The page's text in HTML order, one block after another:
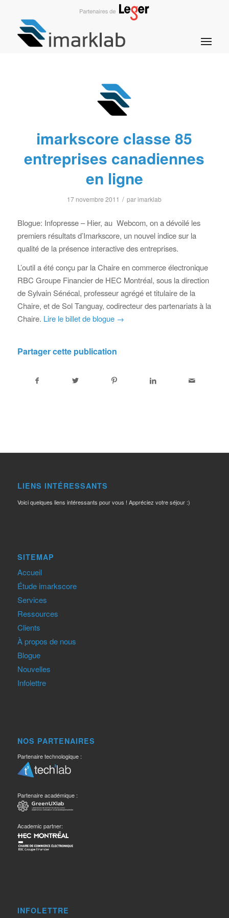
imarkscore classe 85
entreprises canadiennes
en ligne
17 novembre 2011 / parimarklab
Blogue: Infopresse – Hier, au Webcom, on a dévoilé les
premiers résultats d’Imarkscore, un nouvel indice sur la
qualité de la présence interactive des entreprises.
L’outil a été conçu par la Chaire en commerce électronique
RBC Groupe Financier de HEC Montréal, sous la direction
de Sylvain Sénécal, professeur agrégé et titulaire de la
Chaire, et de Sol Tanguay, codirecteur des partenariats à la
Chaire. Lire le billet de blogue →
Partager cette publication
LIENS INTÉRESSANTS
Voici quelques liens intéressants pour vous ! Appréciez votre séjour :)
SITEMAP
Accueil
Étude imarkscore
Services
Ressources
Clients
À propos de nous
Blogue
Nouvelles
Infolettre
NOS PARTENAIRES
Partenaire technologique :
Partenaire académique :
Academic partner:
INFOLETTRE